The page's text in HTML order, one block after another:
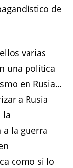
de
varias
una política
en Rusia…
a Rusia
la
a la guerra
como si lo